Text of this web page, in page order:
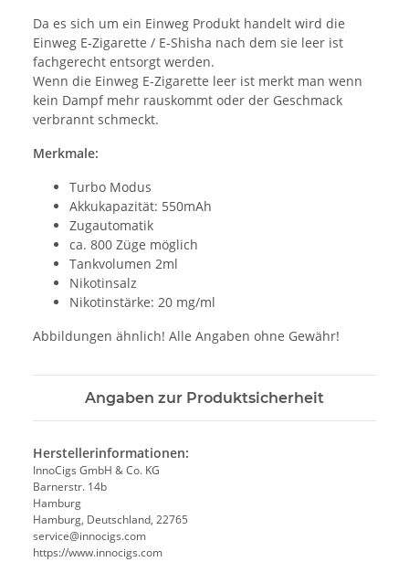
Da es sich um ein Einweg Produkt handelt wird die
Einweg E-Zigarette / E-Shisha nach dem sie leer ist
fachgerecht entsorgt werden.
Wenn die Einweg E-Zigarette leer ist merkt man wenn
kein Dampf mehr rauskommt oder der Geschmack
verbrannt schmeckt.
Merkmale:
Turbo Modus
Akkukapazität: 550mAh
Zugautomatik
ca. 800 Züge möglich
Tankvolumen 2ml
Nikotinsalz
Nikotinstärke: 20 mg/ml
Abbildungen ähnlich! Alle Angaben ohne Gewähr!
Angaben zur Produktsicherheit
Herstellerinformationen:
InnoCigs GmbH & Co. KG
Barnerstr. 14b
Hamburg
Hamburg, Deutschland, 22765
service@innocigs.com
https://www.innocigs.com